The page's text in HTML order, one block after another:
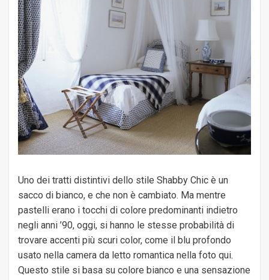
Uno dei tratti distintivi dello stile Shabby Chic è un
sacco di bianco, e che non è cambiato. Ma mentre
pastelli erano i tocchi di colore predominanti indietro
negli anni ’90, oggi, si hanno le stesse probabilità di
trovare accenti più scuri color, come il blu profondo
usato nella camera da letto romantica nella foto qui.
Questo stile si basa su colore bianco e una sensazione